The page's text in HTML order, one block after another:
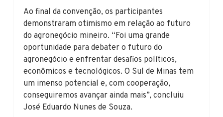
Ao final da convenção, os participantes
demonstraram otimismo em relação ao futuro
do agronegócio mineiro. “Foi uma grande
oportunidade para debater o futuro do
agronegócio e enfrentar desafios políticos,
econômicos e tecnológicos. O Sul de Minas tem
um imenso potencial e, com cooperação,
conseguiremos avançar ainda mais”, concluiu
José Eduardo Nunes de Souza.